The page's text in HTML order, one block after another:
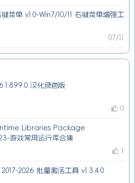
菜单 v1.0-Win7/10/11 右键菜单增强工
07/11
汉化绿色版
0
Libraries Package
游戏常用运行库合集
1
2026 批量激活工具 v1.3.4.0